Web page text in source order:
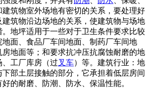
筑物室外场地有密切的关系，要处理好
筑物沿边场地的关系，使建筑物与场地
地坪适用于一些对于卫生条件要求比较
面、食品厂车间地面、制药厂车间地
地面等；和要求抗冲压抗腐蚀耐磨的地
工厂库房（过叉车）等。建筑行业：地
部土层接触的部分，它承担着低层房间
的耐磨、防潮、防水、保温性能。